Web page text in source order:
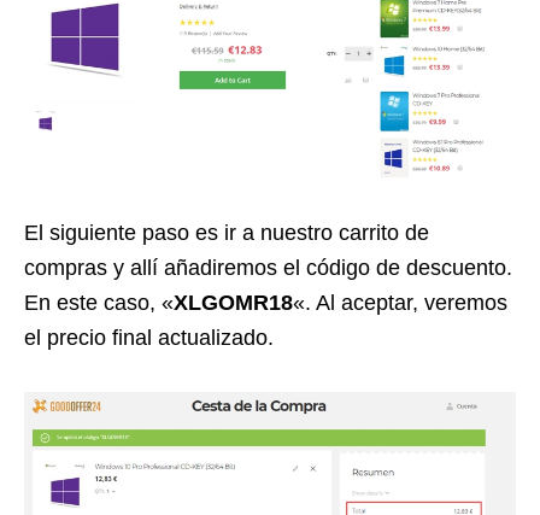
El siguiente paso es ir a nuestro carrito de
compras y allí añadiremos el código de descuento.
En este caso, «XLGOMR18«. Al aceptar, veremos
el precio final actualizado.